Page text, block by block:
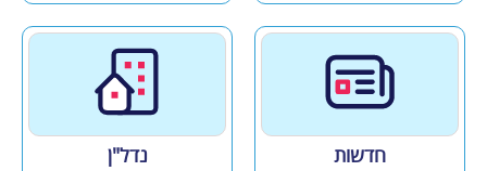
חדשות נדל"ן